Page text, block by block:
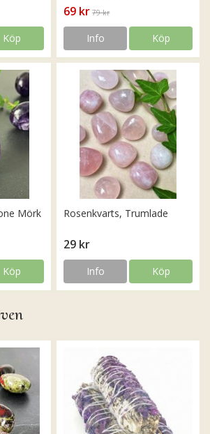
Köp
69 kr 79 kr
Info Köp
Mörk
Köp
Rosenkvarts, Trumlade
29 kr
Info Köp